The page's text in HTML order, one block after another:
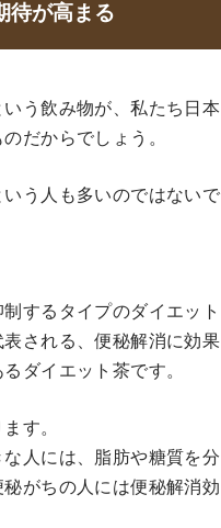
待が高まる
う飲み物が、私たち日本
だからでしょう。
う人も多いのではないで
するタイプのダイエット
される、便秘解消に効果
ダイエット茶です。
す。
人には、脂肪や糖質を分
がちの人には便秘解消効